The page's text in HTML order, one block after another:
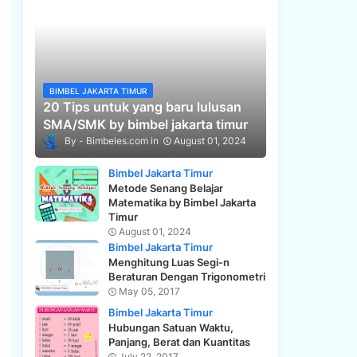
BIMBEL JAKARTA TIMUR
20 Tips untuk yang baru lulusan
SMA/SMK by bimbel jakarta timur
Bimbeles.com August 01, 2024
Bimbel Jakarta Timur
Metode Senang Belajar
Matematika by Bimbel Jakarta
Timur
August 01, 2024
Bimbel Jakarta Timur
Menghitung Luas Segi-n
Beraturan Dengan Trigonometri
May 05, 2017
Bimbel Jakarta Timur
Hubungan Satuan Waktu,
Panjang, Berat dan Kuantitas